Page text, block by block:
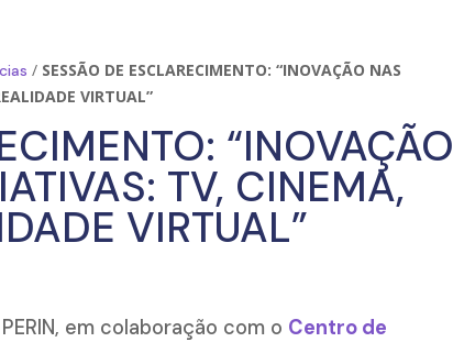
/ SESSÃO DE ESCLARECIMENTO: “INOVAÇÃO NAS
VIRTUAL”
“INOVAÇÃO
TV, CINEMA,
VIRTUAL”
em colaboração com o Centro de